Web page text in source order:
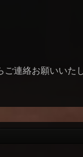
ご連絡お願いいた